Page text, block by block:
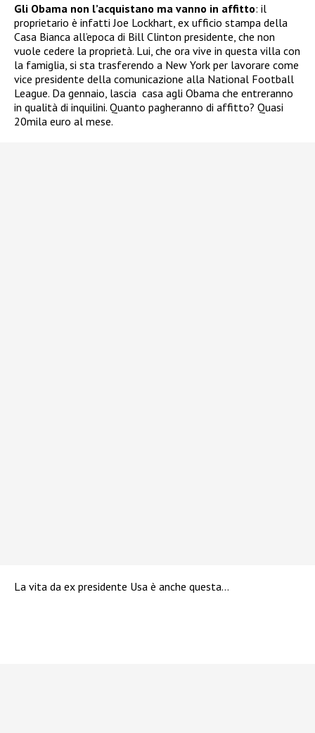
Gli Obama non l’acquistano ma vanno in affitto: il
proprietario è infatti Joe Lockhart, ex ufficio stampa della
Casa Bianca all’epoca di Bill Clinton presidente, che non
vuole cedere la proprietà. Lui, che ora vive in questa villa con
la famiglia, si sta trasferendo a New York per lavorare come
vice presidente della comunicazione alla National Football
League. Da gennaio, lascia casa agli Obama che entreranno
in qualità di inquilini. Quanto pagheranno di affitto? Quasi
20mila euro al mese.
La vita da ex presidente Usa è anche questa…